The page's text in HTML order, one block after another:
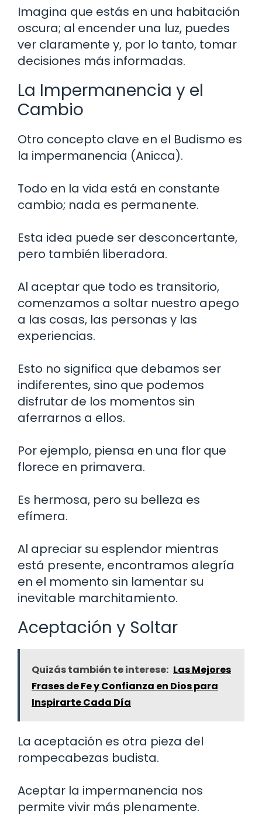
Imagina que estás en una habitación
oscura; al encender una luz, puedes
ver claramente y, por lo tanto, tomar
decisiones más informadas.
La Impermanencia y el
Cambio
Otro concepto clave en el Budismo es
la impermanencia (Anicca).
Todo en la vida está en constante
cambio; nada es permanente.
Esta idea puede ser desconcertante,
pero también liberadora.
Al aceptar que todo es transitorio,
comenzamos a soltar nuestro apego
a las cosas, las personas y las
experiencias.
Esto no significa que debamos ser
indiferentes, sino que podemos
disfrutar de los momentos sin
aferrarnos a ellos.
Por ejemplo, piensa en una flor que
florece en primavera.
Es hermosa, pero su belleza es
efímera.
Al apreciar su esplendor mientras
está presente, encontramos alegría
en el momento sin lamentar su
inevitable marchitamiento.
Aceptación y Soltar
Quizás también te interese: Las Mejores
Frases de Fe y Confianza en Dios para
Inspirarte Cada Día
La aceptación es otra pieza del
rompecabezas budista.
Aceptar la impermanencia nos
permite vivir más plenamente.